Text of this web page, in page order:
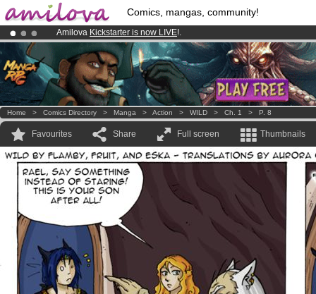
Comics, mangas, community!
Amilova Kickstarter is now LIVE!.
Premium membership from3.95 eurosper month !Get membership
Already 100000membersand 1000 comics & mangas!.
Home > Comics Directory > Manga > Action > WILD > Ch. 1 > P. 8
Favourites Share Full screen Thumbnails